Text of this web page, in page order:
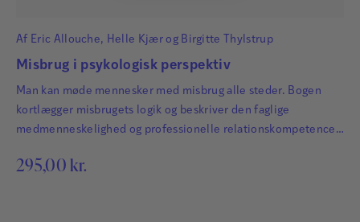
Af Eric Allouche, Helle Kjærog Birgitte Thylstrup
Misbrug i psykologisk perspektiv
Man kan møde mennesker med misbrug alle steder. Bogen
kortlægger misbrugets logik og beskriver den faglige
medmenneskelighed og professionelle relationskompetence,
295,00 kr.